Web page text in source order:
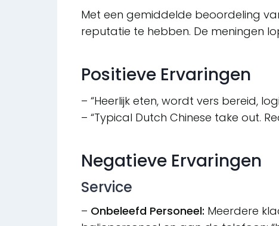
Met een gemiddelde beoordeling
reputatie te hebben. De meningen
Positieve Ervaringen
– “Heerlijk eten, wordt vers bereid,
– “Typical Dutch Chinese take out.
Negatieve Ervaringen
Service
– Onbeleefd Personeel: Meerdere